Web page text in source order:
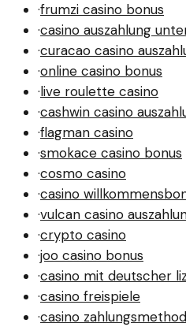
·frumzi casino bonus
·casino auszahlung
·curacao casino
·online casino bonus
·live roulette casino
·cashwin casino
·flagman casino
·smokace casino bonus
·cosmo casino
·casino
·vulcan casino
·crypto casino
·joo casino bonus
·casino mit deutscher
·casino freispiele
·casino